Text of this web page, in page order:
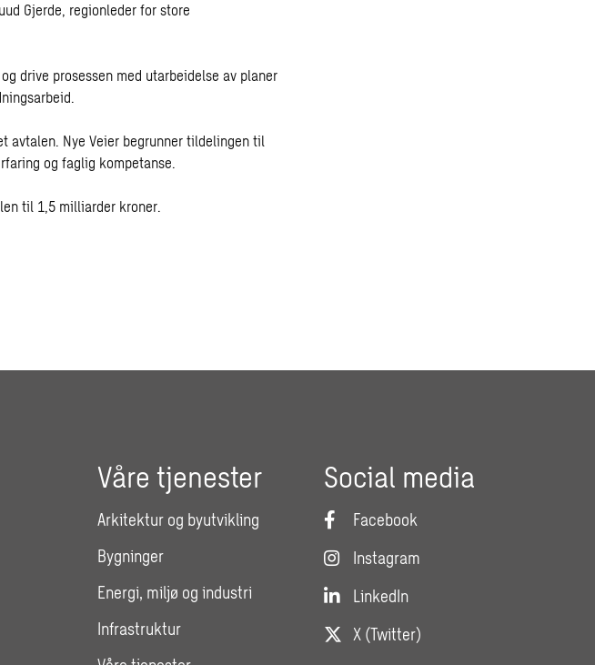
Gjerde, regionleder for store
drive prosessen med utarbeidelse av planer
avtalen. Nye Veier begrunner tildelingen til
og faglig kompetanse.
til 1,5 milliarder kroner.
Våre tjenester
Arkitektur og byutvikling
Bygninger
Energi, miljø og industri
Infrastruktur
Social media
Facebook
Instagram
LinkedIn
X (Twitter)